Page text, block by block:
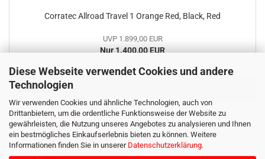
Diese Webseite verwendet Cookies und andere
Technologien
Wir verwenden Cookies und ähnliche Technologien, auch von
Drittanbietern, um die ordentliche Funktionsweise der Website zu
gewährleisten, die Nutzung unseres Angebotes zu analysieren und Ihnen
ein bestmögliches Einkaufserlebnis bieten zu können. Weitere
Informationen finden Sie in unserer Datenschutzerklärung.
Corratec Allroad Travel 1 Orange Red, Black, Red
UVP 1.899,00 EUR
Nur 1.400,00 EUR
Mehr über:
Impressum
Kontakt
Versand- & Zahlungsbedingungen
Widerrufsrecht & Muster-Widerrufsformular